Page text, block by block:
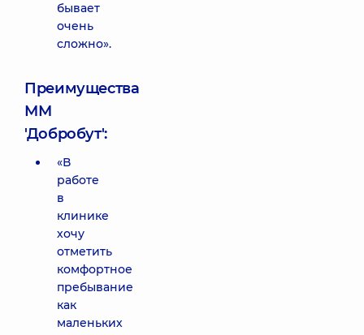
бывает
очень
сложно».
Преимущества
ММ
'Добробут':
«В
работе
в
клинике
хочу
отметить
комфортное
пребывание
как
маленьких